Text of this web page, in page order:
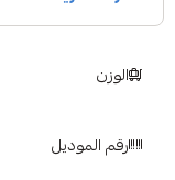
الوزن
رقم الموديل